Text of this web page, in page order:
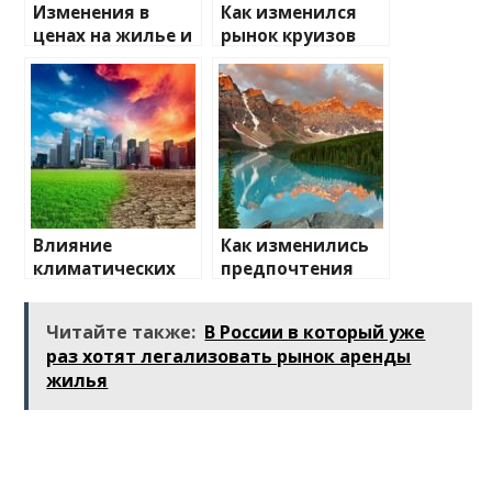
Изменения в
ценах на жилье и
транспорт: что
ожидать
Как изменился
рынок круизов
после пандемии
Влияние
климатических
направления
Как изменились
предпочтения
Читайте также: В России в который уже
раз хотят легализовать рынок аренды
жилья